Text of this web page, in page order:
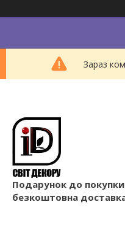
Зараз
Подарунок до
безкоштовна